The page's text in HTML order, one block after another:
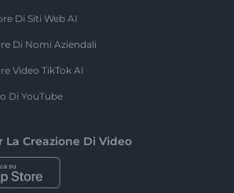
Di Siti Web AI
Di Nomi Aziendali
Video TikTok AI
Di YouTube
La Creazione Di Video